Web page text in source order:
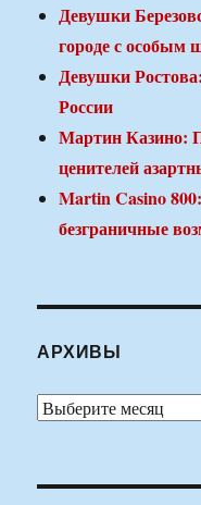
Девушки
городе с особым
Девушки
России
Мартин Казино:
ценителей
Martin Casino
безграничные
АРХИВЫ
Архивы